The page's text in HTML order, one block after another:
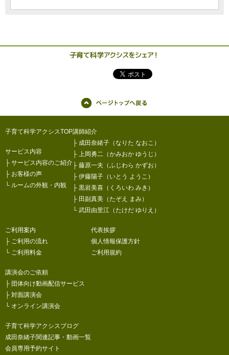
子育て科学アクシスTOP
サービス内容
├ サービス内容のご紹介
├ お客様の声
└ ルームの外観・内観
講師紹介
├ 成田奈緒子（なりた なおこ）
├ 上岡勇二（かみおか ゆうじ）
├ 藤原一夫（ふじわら かずお）
├ 伊藤陽子（いとう ようこ）
├ 黒岩美喜（くろいわ みき）
├ 田副真美（たぞえ まみ）
└ 武田由里江（たけだ ゆりえ）
ご利用案内
├ ご利用の流れ
└ ご利用料金
講演会のご依頼
├ 団体向け動画配信サービス
├ 対面講演会
└ オンライン講演会
子育て科学アクシスブログ
成田奈緒子関連記事・動画一覧
会員専用予約サイト
代表挨拶
個人情報保護方針
ご利用規約